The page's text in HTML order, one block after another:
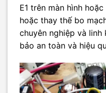
E1 trên màn hình
hoặc thay thế bo
chuyên nghiệp và linh
bảo an toàn và hiệu